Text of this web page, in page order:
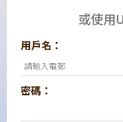
或使用
用戶名：
密碼：